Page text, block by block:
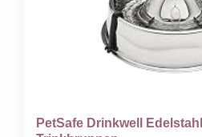
PetSafe Drinkwell